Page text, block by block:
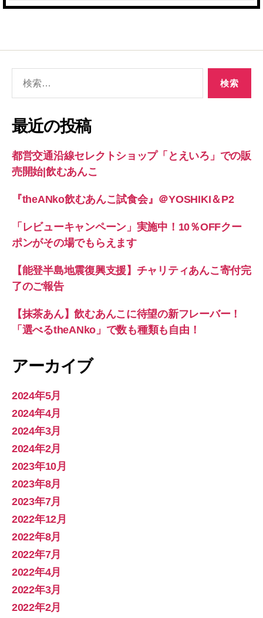
象:
最近の投稿
都営交通沿線セレクトショップ「とえいろ」での販
売開始|飲むあんこ
『theANko飲むあんこ試食会』＠YOSHIKI＆P2
「レビューキャンペーン」実施中！10％OFFクー
ポンがその場でもらえます
【能登半島地震復興支援】チャリティあんこ寄付完
了のご報告
【抹茶あん】飲むあんこに待望の新フレーバー！
「選べるtheANko」で数も種類も自由！
アーカイブ
2024年5月
2024年4月
2024年3月
2024年2月
2023年10月
2023年8月
2023年7月
2022年12月
2022年8月
2022年7月
2022年4月
2022年3月
2022年2月